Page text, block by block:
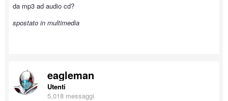
da mp3 ad audio cd?
spostato in multimedia
eagleman
Utenti
5,018 messaggi